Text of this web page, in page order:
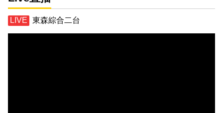
東森綜合二台